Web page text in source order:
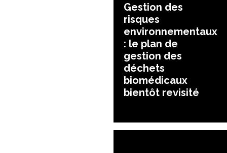
Gestion des
risques
environnementaux
: le plan de
gestion des
déchets
biomédicaux
bientôt revisité